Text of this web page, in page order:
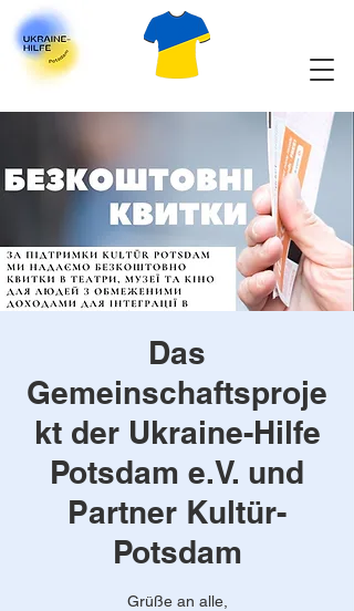
Das
Gemeinschaftsproje
kt der Ukraine-Hilfe
Potsdam e.V. und
Partner Kultür-
Potsdam
Grüße an alle,